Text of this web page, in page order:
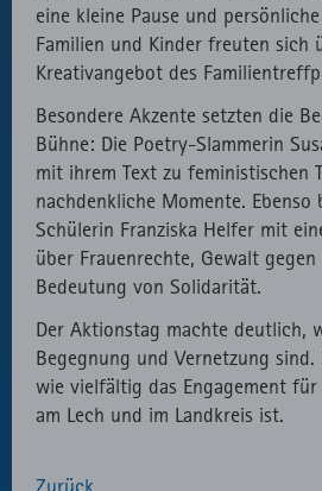
eine kleine Pause und
Familien und Kinder freuten sich
Kreativangebot des
Besondere Akzente setzten die
Bühne: Die Poetry-Slammerin
mit ihrem Text zu feministischen
nachdenkliche Momente. Ebenso
Schülerin Franziska Helfer mit
über Frauenrechte, Gewalt
Bedeutung von Solidarität.
Der Aktionstag machte deutlich,
Begegnung und Vernetzung sind.
wie vielfältig das Engagement für
am Lech und im Landkreis ist.
Zurück